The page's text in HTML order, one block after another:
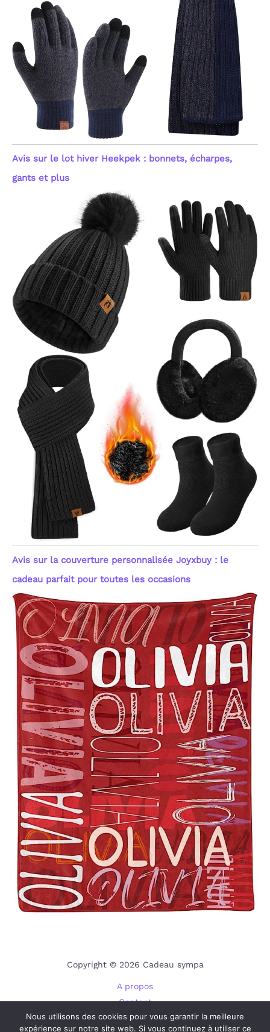
Avis sur le lot hiver Heekpek : bonnets, écharpes,
gants et plus
Avis sur la couverture personnalisée Joyxbuy : le
cadeau parfait pour toutes les occasions
Copyright © 2026 Cadeau sympa
A propos
Contact
Plan du site
Nous utilisons des cookies pour vous garantir la meilleure
expérience sur notre site web. Si vous continuez à utiliser ce